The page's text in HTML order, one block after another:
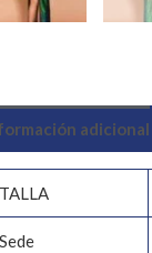
adicional